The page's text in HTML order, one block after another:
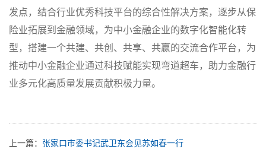
发点，结合行业优秀科技平台的综合性解决方案，逐步从保
险业拓展到金融领域，为中小金融企业的数字化智能化转
型，搭建一个共建、共创、共享、共赢的交流合作平台，为
推动中小金融企业通过科技赋能实现弯道超车，助力金融行
业多元化高质量发展贡献积极力量。
上一篇： 张家口市委书记武卫东会见苏如春一行